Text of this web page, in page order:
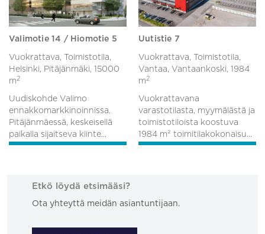
Valimotie 14 / Hiomotie 5
Vuokrattava, Toimistotila,
Helsinki, Pitäjänmäki, 15000
m 2
Uudiskohde Valimo
ennakkomarkkinoinnissa.
Pitäjänmäessä, keskeisellä
paikalla sijaitseva kiinte...
Uutistie 7
Vuokrattava, Toimistotila,
Vantaa, Vantaankoski, 1984
m 2
Vuokrattavana
varastotilasta, myymälästä ja
toimistotiloista koostuva
1984 m² toimitilakokonaisu...
Etkö löydä etsimääsi?
Ota yhteyttä meidän asiantuntijaan.